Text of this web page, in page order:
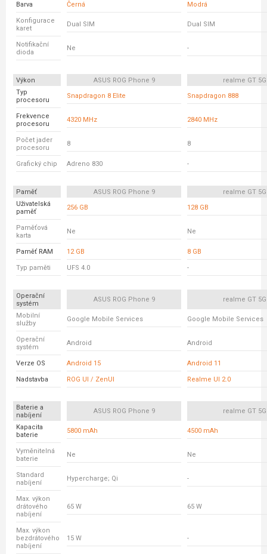
Barva Černá Modrá
Konfigurace
karet
Dual SIM Dual SIM
Notifikační
dioda
Ne -
Výkon ASUS ROG Phone 9
realme GT 5G
Typ
procesoru
Snapdragon 8 Elite Snapdragon 888
Frekvence
procesoru
4320 MHz 2840 MHz
Počet jader
procesoru
8 8
Grafický chip Adreno 830 -
Paměť ASUS ROG Phone 9
realme GT 5G
Uživatelská
paměť
256 GB 128 GB
Paměťová
karta
Ne Ne
Paměť RAM 12 GB 8 GB
Typ paměti UFS 4.0 -
Operační
systém
ASUS ROG Phone 9 realme GT 5G
Mobilní
služby
Google Mobile Services Google Mobile Services
Operační
systém
Android Android
Verze OS Android 15 Android 11
Nadstavba ROG UI / ZenUI Realme UI 2.0
Baterie a
nabíjení
ASUS ROG Phone 9 realme GT 5G
Kapacita
baterie
5800 mAh 4500 mAh
Vyměnitelná
baterie
Ne Ne
Standard
nabíjení
Hypercharge; Qi -
Max. výkon
drátového
nabíjení
65 W 65 W
Max. výkon
bezdrátového
nabíjení
15 W -